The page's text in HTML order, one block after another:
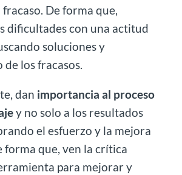
De forma que,
dificultades con una actitud
soluciones y
los fracasos.
dan importancia al proceso
y no solo a los resultados
el esfuerzo y la mejora
forma que, ven la crítica
para mejorar y